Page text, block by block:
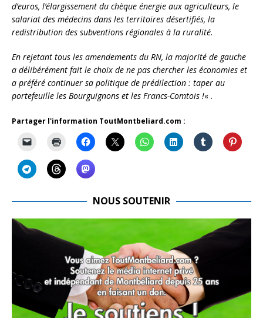
d’euros, l’élargissement du chèque énergie aux agriculteurs, le
salariat des médecins dans les territoires désertifiés, la
redistribution des subventions régionales à la ruralité.
En rejetant tous les amendements du RN, la majorité de gauche
a délibérément fait le choix de ne pas chercher les économies et
a préféré continuer sa politique de prédilection : taper au
portefeuille les Bourguignons et les Francs-Comtois !« .
Partager l'information ToutMontbeliard.com :
NOUS SOUTENIR